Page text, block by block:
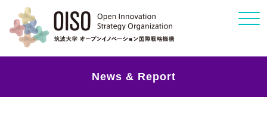
Click
News & Report